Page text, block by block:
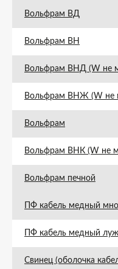
Вольфрам ВД
Вольфрам ВН
Вольфрам ВНД (W не
Вольфрам ВНЖ (W не
Вольфрам
Вольфрам ВНК (W не
Вольфрам печной
ПФ кабель медный
ПФ кабель медный
Свинец (оболочка